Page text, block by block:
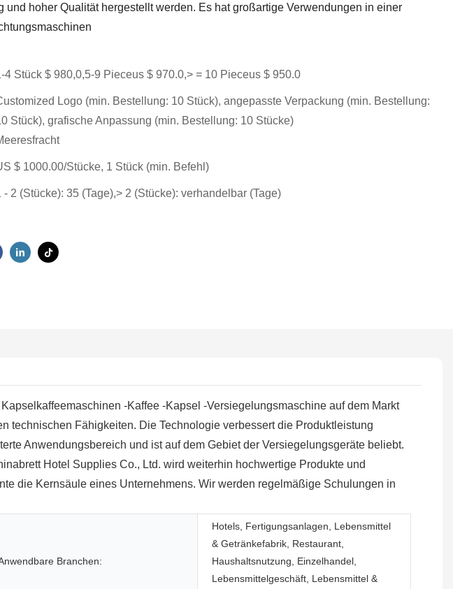
und hoher Qualität hergestellt werden. Es hat großartige Verwendungen in einer
4 Stück $ 980,0,5-9 Pieceus $ 970.0,> = 10 Pieceus $ 950.0
Logo (min. Bestellung: 10 Stück), angepasste Verpackung (min. Bestellung:
Stück), grafische Anpassung (min. Bestellung: 10 Stücke)
$ 1000.00/Stücke, 1 Stück (min. Befehl)
- 2 (Stücke): 35 (Tage),> 2 (Stücke): verhandelbar (Tage)
-Kaffee -Kapsel -Versiegelungsmaschine auf dem Markt
technischen Fähigkeiten. Die Technologie verbessert die Produktleistung
Anwendungsbereich und ist auf dem Gebiet der Versiegelungsgeräte beliebt.
Hotel Supplies Co., Ltd. wird weiterhin hochwertige Produkte und
die Kernsäule eines Unternehmens. Wir werden regelmäßige Schulungen in
Branchen:
Hotels, Fertigungsanlagen, Lebensmittel
& Getränkefabrik, Restaurant,
Haushaltsnutzung, Einzelhandel,
Lebensmittelgeschäft, Lebensmittel &